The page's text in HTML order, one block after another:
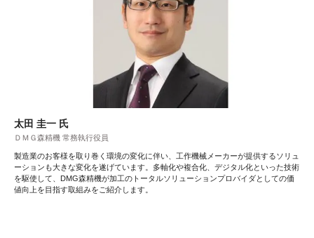
太田 圭一 氏
ＤＭＧ森精機 常務執行役員
製造業のお客様を取り巻く環境の変化に伴い、工作機械メーカーが提供するソリュ
ーションも大きな変化を遂げています。多軸化や複合化、デジタル化といった技術
を駆使して、DMG森精機が加工のトータルソリューションプロバイダとしての価
値向上を目指す取組みをご紹介します。